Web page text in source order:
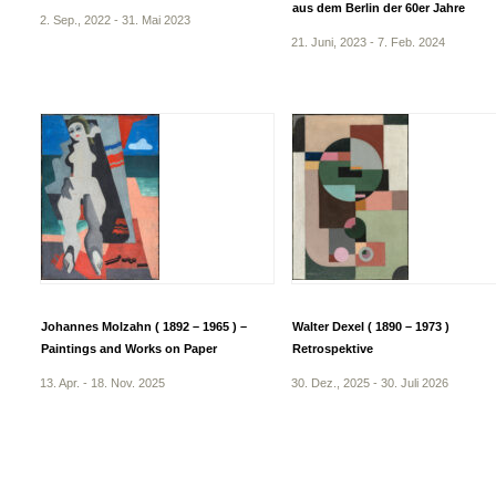
2. Sep., 2022 - 31. Mai 2023
aus dem Berlin der 60er Jahre
21. Juni, 2023 - 7. Feb. 2024
Johannes Molzahn ( 1892 – 1965 ) –
Paintings and Works on Paper
13. Apr. - 18. Nov. 2025
Walter Dexel ( 1890 – 1973 )
Retrospektive
30. Dez., 2025 - 30. Juli 2026